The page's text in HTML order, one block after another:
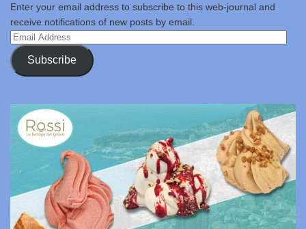
Enter your email address to subscribe to this web-journal and
receive notifications of new posts by email.
Email
Address
Subscribe